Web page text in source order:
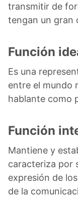
transmitir de
tengan un gran
Función
Es una
entre el mundo
hablante como
Función
Mantiene y
caracteriza por
expresión de
de la